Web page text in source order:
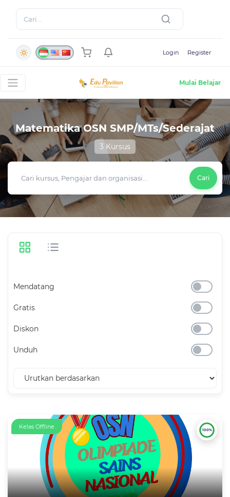
Login Register
Mulai Belajar
Matematika OSN SMP/MTs/Sederajat
3 Kursus
Cari
Mendatang
Gratis
Diskon
Unduh
Kelas Offline 100%